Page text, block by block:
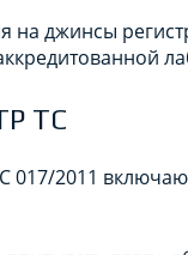
джинсы
ТС
017/2011